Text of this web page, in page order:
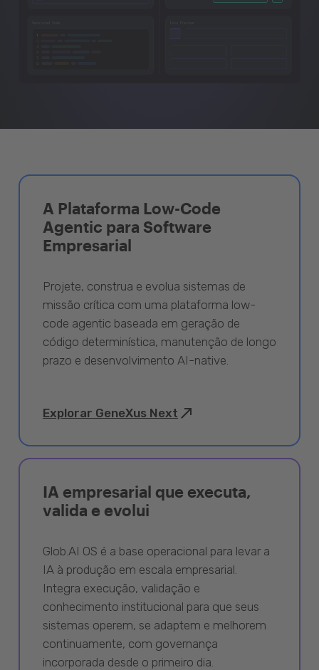
A Plataforma Low-Code
Agentic para Software
Empresarial
Projete, construa e evolua sistemas de
missão crítica com uma plataforma low-
code agentic baseada em geração de
código determinística, manutenção de longo
prazo e desenvolvimento AI-native.
Explorar GeneXus Next
IA empresarial que executa,
valida e evolui
Glob.AI OS é a base operacional para levar a
IA à produção em escala empresarial.
Integra execução, validação e
conhecimento institucional para que seus
sistemas operem, se adaptem e melhorem
continuamente, com governança
incorporada desde o primeiro dia.